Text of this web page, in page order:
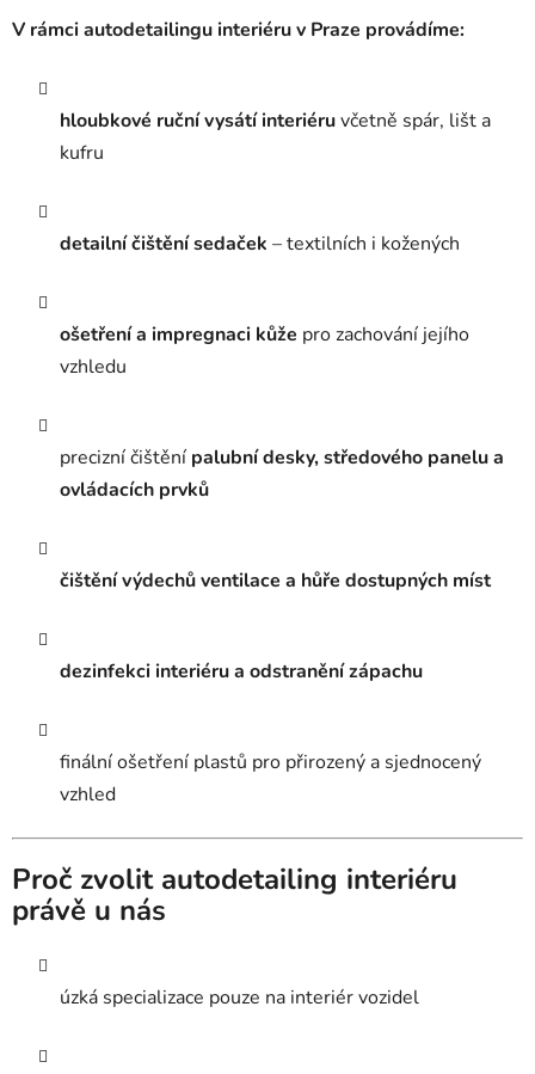
V rámci autodetailingu interiéru v Praze provádíme:
hloubkové ruční vysátí interiéruvčetně spár, lišt a
kufru
detailní čištění sedaček – textilních i kožených
ošetření a impregnaci kůže pro zachování jejího
vzhledu
precizní čištění palubní desky, středového panelu a
ovládacích prvků
čištění výdechů ventilace a hůře dostupných míst
dezinfekci interiéru a odstranění zápachu
finální ošetření plastů pro přirozený a sjednocený
vzhled
Proč zvolit autodetailing interiéru
právě u nás
úzká specializace pouze na interiér vozidel